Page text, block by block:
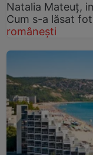
Natalia Mateuț,
Cum s-a lăsat
românești